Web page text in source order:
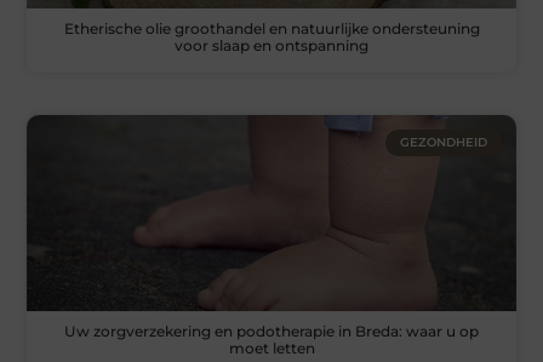
Etherische olie groothandel en natuurlijke ondersteuning
voor slaap en ontspanning
GEZONDHEID
Uw zorgverzekering en podotherapie in Breda: waar u op
moet letten